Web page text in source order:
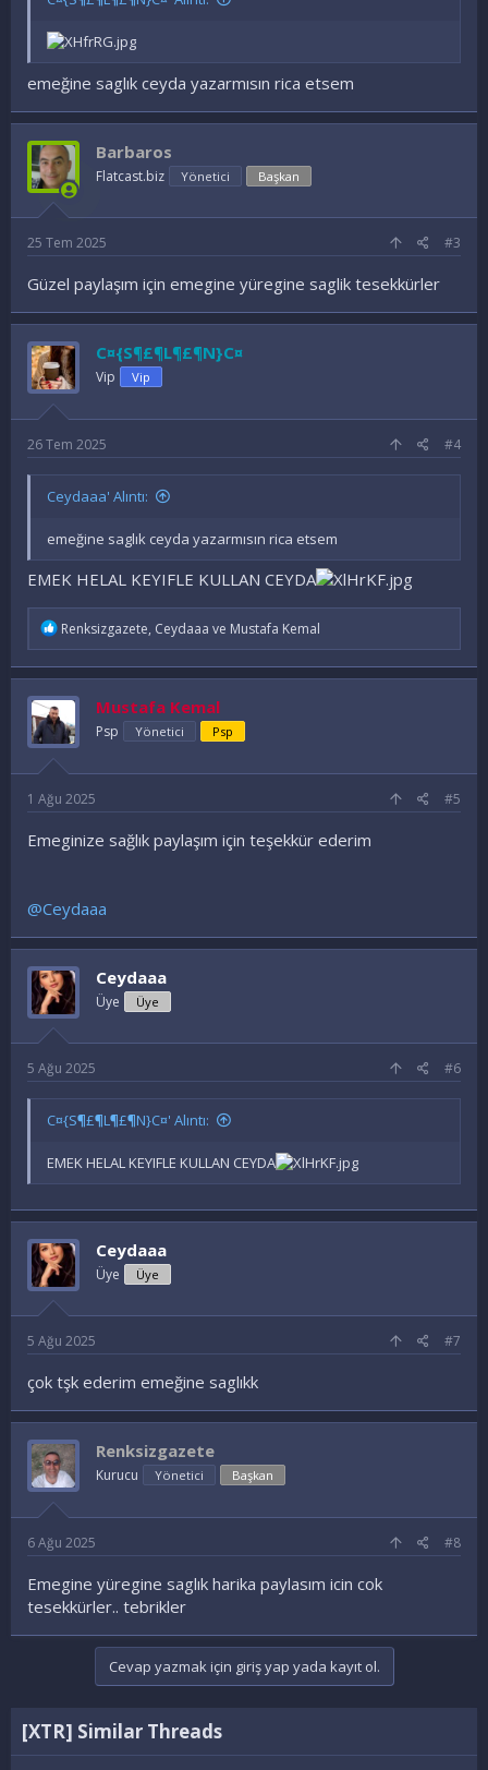
emeğine saglık ceyda yazarmısın rica etsem
Barbaros
Flatcast.biz Yönetici Başkan
25 Tem 2025 #3
Güzel paylaşım için emegine yüregine saglik tesekkürler
C¤{S¶£¶L¶£¶N}C¤
Vip Vip
26 Tem 2025 #4
Ceydaaa' Alıntı:
emeğine saglık ceyda yazarmısın rica etsem
EMEK HELAL KEYIFLE KULLAN CEYDA
İ
d
e
e
r
:
Renksizgazete, Ceydaaa ve Mustafa Kemal
Mustafa Kemal
Psp Yönetici Psp
1 Ağu 2025 #5
Emeginize sağlık paylaşım için teşekkür ederim
@Ceydaaa
Ceydaaa
Üye Üye
5 Ağu 2025 #6
C¤{S¶£¶L¶£¶N}C¤' Alıntı:
EMEK HELAL KEYIFLE KULLAN CEYDA
Ceydaaa
Üye Üye
5 Ağu 2025 #7
çok tşk ederim emeğine saglıkk
Renksizgazete
Kurucu Yönetici Başkan
6 Ağu 2025 #8
Emegine yüregine saglık harika paylasım icin cok
tesekkürler.. tebrikler
Cevap yazmak için giriş yap yada kayıt ol.
[XTR] Similar Threads